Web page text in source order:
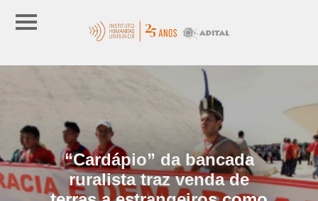
“Cardápio” da bancada
ruralista traz venda de